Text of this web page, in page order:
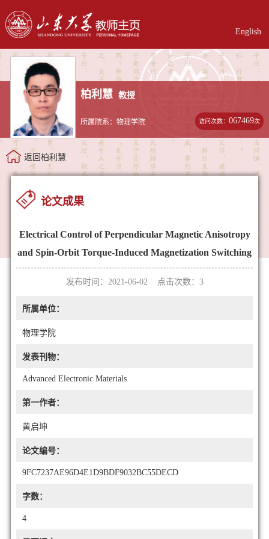
English
柏利慧 教授
所属院系：物理学院 访问次数：067469次
返回柏利慧
论文成果
Electrical Control of Perpendicular Magnetic Anisotropy
and Spin-Orbit Torque-Induced Magnetization Switching
发布时间：2021-06-02 点击次数： 3
所属单位：
物理学院
发表刊物：
Advanced Electronic Materials
第一作者：
黄启坤
论文编号：
9FC7237AE96D4E1D9BDF9032BC55DECD
字数：
4